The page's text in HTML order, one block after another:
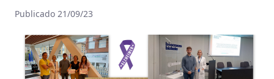
Publicado 21/09/23